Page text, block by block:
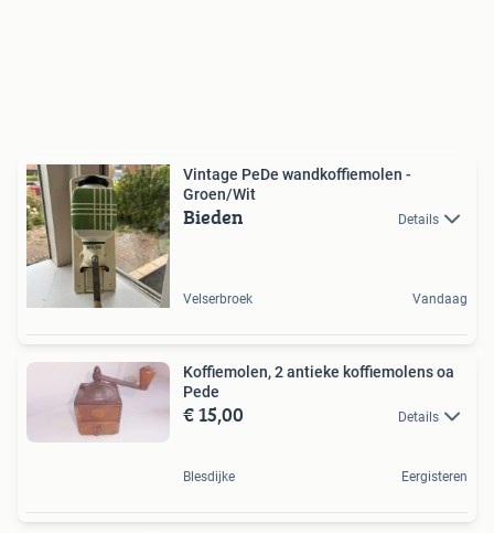
Vintage PeDe wandkoffiemolen -
Groen/Wit
Bieden Details
Velserbroek Vandaag
Koffiemolen, 2 antieke koffiemolens oa
Pede
€ 15,00 Details
Blesdijke Eergisteren